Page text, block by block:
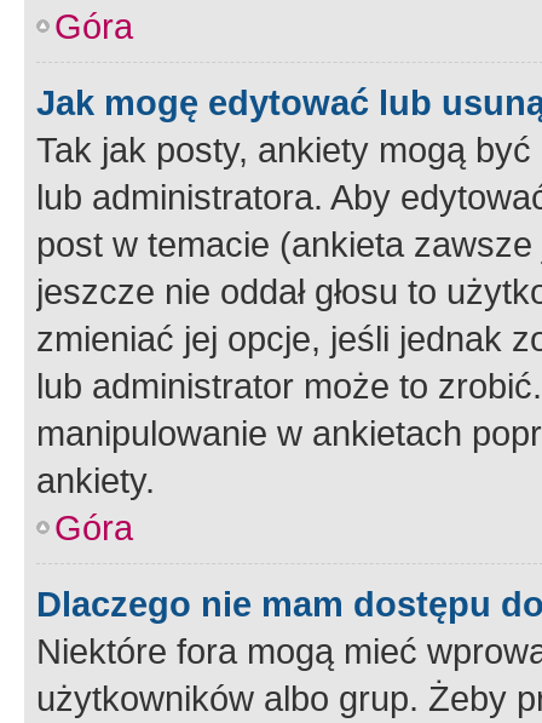
Góra
Jak mogę edytować lub
Tak jak posty, ankiety mogą
lub administratora. Aby
post w temacie (ankieta
jeszcze nie oddał głosu to
zmieniać jej opcje, jeśli jednak
lub administrator może to
manipulowanie w ankietach
ankiety.
Góra
Dlaczego nie mam dostępu
Niektóre fora mogą mieć
użytkowników albo grup. Żeby